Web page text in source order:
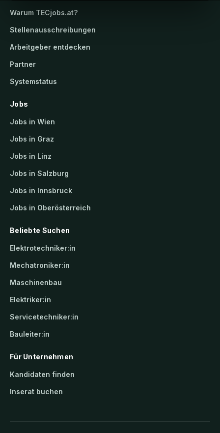
Warum TECjobs.at?
Stellenausschreibungen
Arbeitgeber entdecken
Partner
Systemstatus
Jobs
Jobs in Wien
Jobs in Graz
Jobs in Linz
Jobs in Salzburg
Jobs in Innsbruck
Jobs in Oberösterreich
Beliebte Suchen
Elektrotechniker:in
Mechatroniker:in
Maschinenbau
Elektriker:in
Servicetechniker:in
Bauleiter:in
Für Unternehmen
Kandidaten finden
Inserat buchen